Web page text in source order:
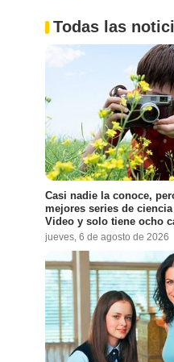
Todas las
Casi nadie la conoce,
mejores series de
Video y solo tiene ocho
jueves, 6 de agosto de 2026